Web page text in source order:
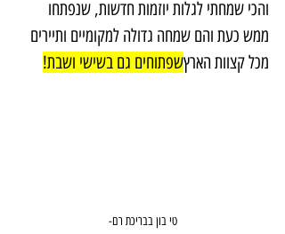
והכי שמחתי לגלות יוזמות חדשות, שנפתחו
ממש כעת והם שמחה גדולה למקומיים ותיירים
מכל קצוות הארץשפתוחים גם בשישי ושבת!
טי בון בבריכת רם-